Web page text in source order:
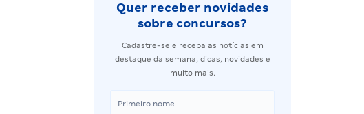
Quer receber novidades
sobre concursos?
Cadastre-se e receba as notícias em
destaque da semana, dicas, novidades e
muito mais.